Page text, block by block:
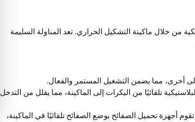
من خلال ماكينة التشكيل الحراري. تعد المناولة السليمة
أخرى، مما يضمن التشغيل المستمر والفعال.
تلقائيًا من البكرات إلى الماكينة، مما يقلل من التدخل
أجهزة تحميل الصفائح بوضع الصفائح تلقائيًا في الماكينة،